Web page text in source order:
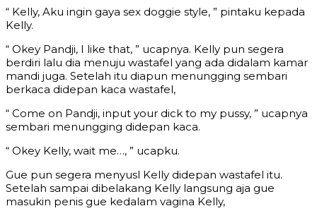
“ Kelly, Aku ingin gaya sex doggie style, ” pintaku kepada
Kelly.
“ Okey Pandji, I like that, ” ucapnya. Kelly pun segera
berdiri lalu dia menuju wastafel yang ada didalam kamar
mandi juga. Setelah itu diapun menungging sembari
berkaca didepan kaca wastafel,
“ Come on Pandji, input your dick to my pussy, ” ucapnya
sembari menungging didepan kaca.
“ Okey Kelly, wait me…, ” ucapku.
Gue pun segera menyusl Kelly didepan wastafel itu.
Setelah sampai dibelakang Kelly langsung aja gue
masukin penis gue kedalam vagina Kelly,